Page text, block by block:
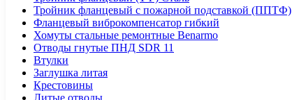
Тройник фланцевый с пожарной подставкой (ППТФ)
Фланцевый виброкомпенсатор гибкий
Хомуты стальные ремонтные Benarmo
Отводы гнутые ПНД SDR 11
Втулки
Заглушка литая
Крестовины
Литые отводы